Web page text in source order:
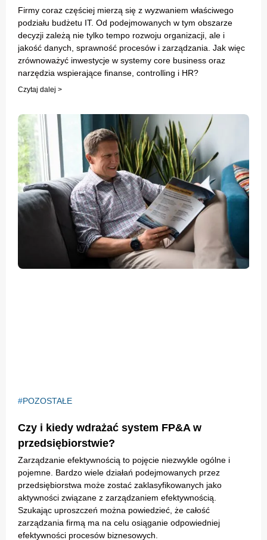
Firmy coraz częściej mierzą się z wyzwaniem właściwego
podziału budżetu IT. Od podejmowanych w tym obszarze
decyzji zależą nie tylko tempo rozwoju organizacji, ale i
jakość danych, sprawność procesów i zarządzania. Jak więc
zrównoważyć inwestycje w systemy core business oraz
narzędzia wspierające finanse, controlling i HR?
Czytaj dalej >
POZOSTAŁE
Czy i kiedy wdrażać system FP&A w
przedsiębiorstwie?
Zarządzanie efektywnością to pojęcie niezwykle ogólne i
pojemne. Bardzo wiele działań podejmowanych przez
przedsiębiorstwa może zostać zaklasyfikowanych jako
aktywności związane z zarządzaniem efektywnością.
Szukając uproszczeń można powiedzieć, że całość
zarządzania firmą ma na celu osiąganie odpowiedniej
efektywności procesów biznesowych.